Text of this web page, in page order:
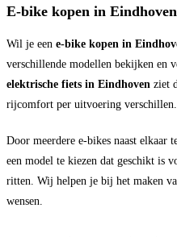
E-bike kopen in Eindhoven
Wil je een e-bike kopen in
verschillende modellen bekijken en
elektrische fiets in Eindhoven ziet
rijcomfort per uitvoering verschillen.
Door meerdere e-bikes naast elkaar
een model te kiezen dat geschikt is
ritten. Wij helpen je bij het maken
wensen.